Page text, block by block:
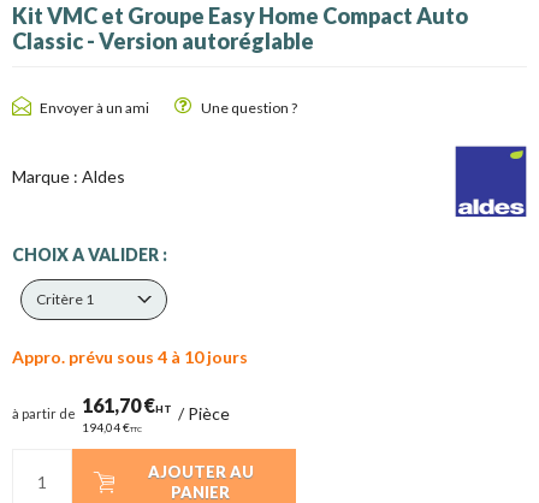
Kit VMC et Groupe Easy Home Compact Auto
Classic - Version autoréglable
Envoyer à un ami Une question ?
Marque : Aldes
CHOIX A VALIDER :
Critère 1
Appro. prévu sous 4 à 10 jours
à partir de 161,70 €HT
194,04 €TTC
/Pièce
AJOUTER AU
PANIER